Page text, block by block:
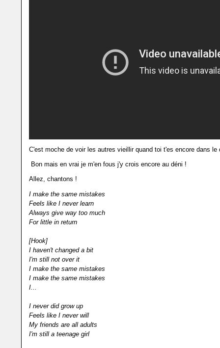
C'est moche de voir les autres vieillir quand toi t'es encore dans le
Bon mais en vrai je m'en fous j'y crois encore au déni !
Allez, chantons !
I make the same mistakes
Feels like I never learn
Always give way too much
For little in return
[Hook]
I haven't changed a bit
I'm still not over it
I make the same mistakes
I make the same mistakes
I...
I never did grow up
Feels like I never will
My friends are all adults
I'm still a teenage girl